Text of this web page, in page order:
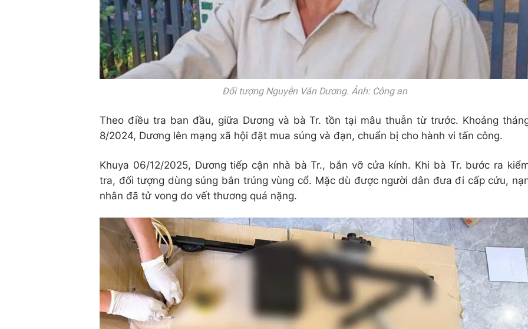
Đối tượng Nguyễn Văn Dương. Ảnh: Công an
Theo điều tra ban đầu, giữa Dương và bà Tr. tồn tại mâu thuẫn từ trước. Khoảng
8/2024, Dương lên mạng xã hội đặt mua súng và đạn, chuẩn bị cho hành vi tấn công.
Khuya 06/12/2025, Dương tiếp cận nhà bà Tr., bắn vỡ cửa kính. Khi bà Tr. bước ra
tra, đối tượng dùng súng bắn trúng vùng cổ. Mặc dù được người dân đưa đi cấp cứu,
nhân đã tử vong do vết thương quá nặng.